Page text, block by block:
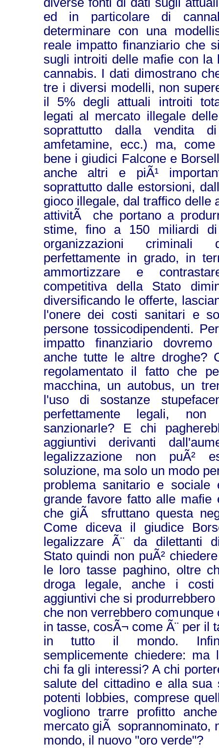
ed in particolare di
determinare con una
reale impatto finanziario che
sugli introiti delle mafie con la
cannabis. I dati dimostrano
tre i diversi modelli, non
il 5% degli attuali introiti
legati al mercato illegale
soprattutto dalla vendita
amfetamine, ecc.) ma,
bene i giudici Falcone e
anche altri e piÃ¹
soprattutto dalle estorsioni,
gioco illegale, dal traffico delle
attivitÃ che portano a
stime, fino a 150 miliardi
organizzazioni criminali
perfettamente in grado, in
ammortizzare e
competitiva della Stato
diversificando le offerte,
l'onere dei costi sanitari e
persone tossicodipendenti.
impatto finanziario
anche tutte le altre droghe?
regolamentato il fatto che
macchina, un autobus, un
l'uso di sostanze
perfettamente legali, non
sanzionarle? E chi
aggiuntivi derivanti
legalizzazione non puÃ²
soluzione, ma solo un modo
problema sanitario e
grande favore fatto alle mafie
che giÃ sfruttano questa
Come diceva il giudice
legalizzare Ã¨ da dilettanti
Stato quindi non puÃ²
le loro tasse paghino, oltre
droga legale, anche i
aggiuntivi che si
che non verrebbero comunque
in tasse, cosÃ¬ come Ã¨ per il
in tutto il mondo.
semplicemente chiedere: ma
chi fa gli interessi? A chi
salute del cittadino e alla sua
potenti lobbies, comprese
vogliono trarre profitto
mercato giÃ soprannominato,
mondo, il nuovo "oro verde"?